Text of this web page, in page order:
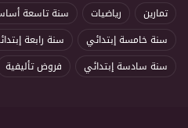
تمارين
رياضيات سنة تاسعة
سنة خامسة إبتدائي
سنة رابعة
سنة سادسة إبتدائي
فروض تأليفية